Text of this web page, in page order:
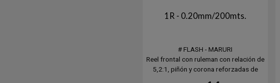
1R - 0.20mm/200mts.
# FLASH - MARURI
Reel frontal con ruleman con relación de
5,2:1, piñón y corona reforzadas de